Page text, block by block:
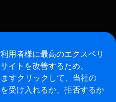
イト
用者様に最高のエクスペリ
イトを改善するため、
すクリックして、当社の
受け入れるか、拒否するか